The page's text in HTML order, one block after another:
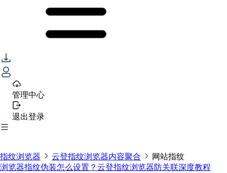
管理中心
退出登录
指纹浏览器 云登指纹浏览器内容聚合
网站指纹
浏览器指纹伪装怎么设置？云登指纹浏览器防关联深度教程